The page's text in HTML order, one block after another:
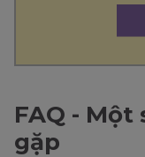
FAQ -
gặp